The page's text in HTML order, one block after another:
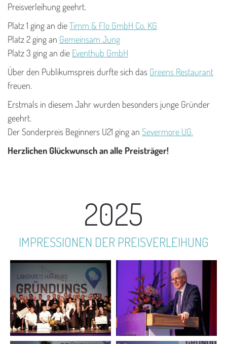
Preisverleihung geehrt.
Platz 1 ging an dieTimm & Flo GmbH Co. KG
Platz 2 ging an Gemeinsam Jung
Platz 3 ging an die Eventhub GmbH
Über den Publikumspreis durfte sich das Greens Restaurant
freuen.
Erstmals in diesem Jahr wurden besonders junge Gründer
geehrt.
Der Sonderpreis Beginners U21 ging an Severmore UG.
Herzlichen Glückwunsch an alle Preisträger!
2025
IMPRESSIONEN DER PREISVERLEIHUNG